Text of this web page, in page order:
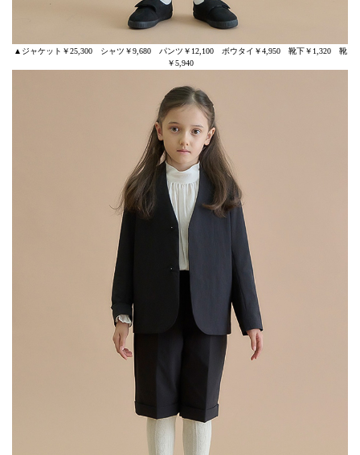
▲ジャケット￥25,300 シャツ￥9,680 パンツ￥12,100 ボウタイ￥4,950 靴下￥1,320 靴
￥5,940